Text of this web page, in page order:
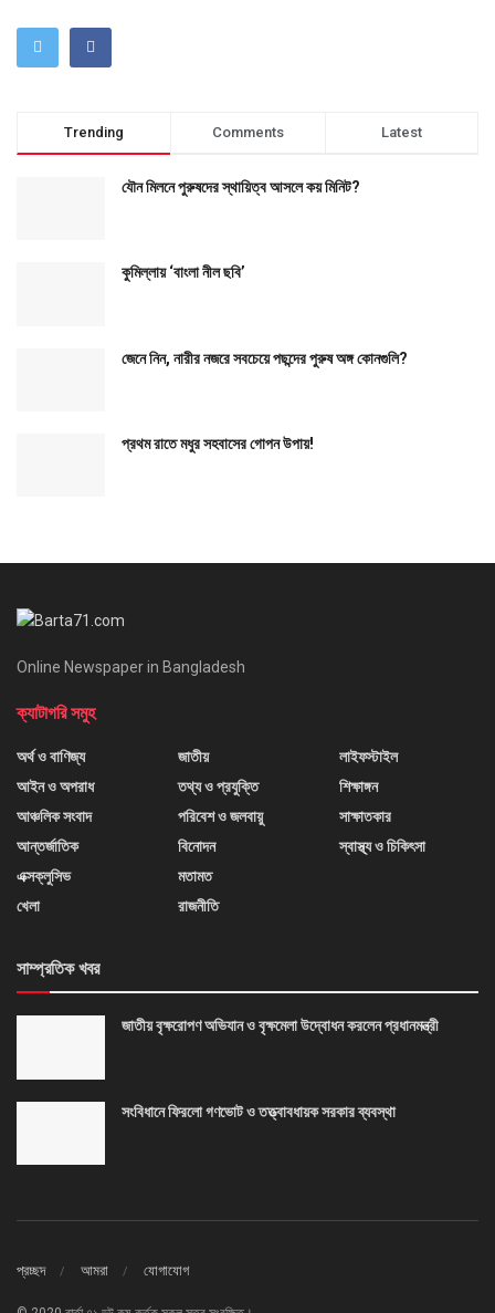
Trending Comments Latest
যৌন মিলনে পুরুষদের স্থায়িত্ব আসলে কয় মিনিট?
কুমিল্লায় ‘বাংলা নীল ছবি’
জেনে নিন, নারীর নজরে সবচেয়ে পছন্দের পুরুষ অঙ্গ কোনগুলি?
প্রথম রাতে মধুর সহবাসের গোপন উপায়!
Online Newspaper in Bangladesh
ক্যাটাগরি সমুহ
অর্থ ও বাণিজ্য
আইন ও অপরাধ
আঞ্চলিক সংবাদ
আন্তর্জাতিক
এক্সক্লুসিভ
খেলা
জাতীয়
তথ্য ও প্রযুক্তি
পরিবেশ ও জলবায়ু
বিনোদন
মতামত
রাজনীতি
লাইফস্টাইল
শিক্ষাঙ্গন
সাক্ষাতকার
স্বাস্থ্য ও চিকিৎসা
সাম্প্রতিক খবর
জাতীয় বৃক্ষরোপণ অভিযান ও বৃক্ষমেলা উদ্বোধন করলেন প্রধানমন্ত্রী
সংবিধানে ফিরলো গণভোট ও তত্ত্বাবধায়ক সরকার ব্যবস্থা
প্রচ্ছদ আমরা যোগাযোগ